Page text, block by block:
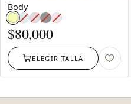
Body
Azul
cielo:
agotado
Lila:
agotado
Negro:
agotado
ROSADO:
agotado
$80,000
ELEGIR TALLA